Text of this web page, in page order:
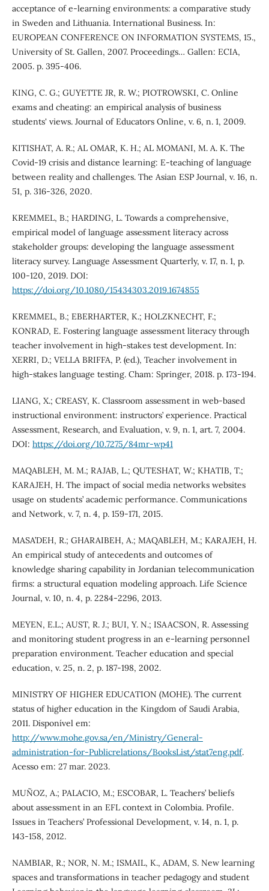
acceptance of e-learning environments: a comparative study
in Sweden and Lithuania. International Business. In:
EUROPEAN CONFERENCE ON INFORMATION SYSTEMS, 15.,
University of St. Gallen, 2007. Proceedings… Gallen: ECIA,
2005. p. 395-406.
KING, C. G.; GUYETTE JR, R. W.; PIOTROWSKI, C. Online
exams and cheating: an empirical analysis of business
students' views. Journal of Educators Online, v. 6, n. 1, 2009.
KITISHAT, A. R.; AL OMAR, K. H.; AL MOMANI, M. A. K. The
Covid-19 crisis and distance learning: E-teaching of language
between reality and challenges. The Asian ESP Journal, v. 16, n.
51, p. 316-326, 2020.
KREMMEL, B.; HARDING, L. Towards a comprehensive,
empirical model of language assessment literacy across
stakeholder groups: developing the language assessment
literacy survey. Language Assessment Quarterly, v. 17, n. 1, p.
100-120, 2019. DOI:
https://doi.org/10.1080/15434303.2019.1674855
KREMMEL, B.; EBERHARTER, K.; HOLZKNECHT, F.;
KONRAD, E. Fostering language assessment literacy through
teacher involvement in high-stakes test development. In:
XERRI, D.; VELLA BRIFFA, P. (ed.), Teacher involvement in
high-stakes language testing. Cham: Springer, 2018. p. 173-194.
LIANG, X.; CREASY, K. Classroom assessment in web-based
instructional environment: instructors’ experience. Practical
Assessment, Research, and Evaluation, v. 9, n. 1, art. 7, 2004.
DOI: https://doi.org/10.7275/84mr-wp41
MAQABLEH, M. M.; RAJAB, L.; QUTESHAT, W.; KHATIB, T.;
KARAJEH, H. The impact of social media networks websites
usage on students’ academic performance. Communications
and Network, v. 7, n. 4, p. 159-171, 2015.
MASA’DEH, R.; GHARAIBEH, A.; MAQABLEH, M.; KARAJEH, H.
An empirical study of antecedents and outcomes of
knowledge sharing capability in Jordanian telecommunication
firms: a structural equation modeling approach. Life Science
Journal, v. 10, n. 4, p. 2284-2296, 2013.
MEYEN, E.L.; AUST, R. J.; BUI, Y. N.; ISAACSON, R. Assessing
and monitoring student progress in an e-learning personnel
preparation environment. Teacher education and special
education, v. 25, n. 2, p. 187-198, 2002.
MINISTRY OF HIGHER EDUCATION (MOHE). The current
status of higher education in the Kingdom of Saudi Arabia,
2011. Disponível em:
http://www.mohe.gov.sa/en/Ministry/General-
administration-for-Publicrelations/BooksList/stat7eng.pdf.
Acesso em: 27 mar. 2023.
MUÑOZ, A.; PALACIO, M.; ESCOBAR, L. Teachers’ beliefs
about assessment in an EFL context in Colombia. Profile.
Issues in Teachers’ Professional Development, v. 14, n. 1, p.
143-158, 2012.
NAMBIAR, R.; NOR, N. M.; ISMAIL, K., ADAM, S. New learning
spaces and transformations in teacher pedagogy and student